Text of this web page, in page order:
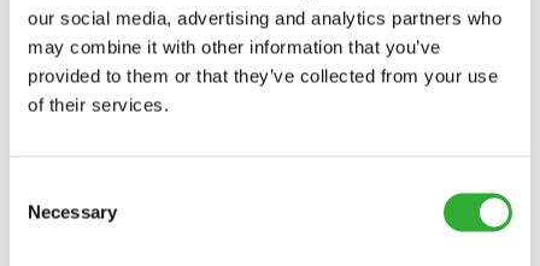
our social media, advertising and analytics partners who
may combine it with other information that you’ve
provided to them or that they’ve collected from your use
of their services.
Selection
Necessary